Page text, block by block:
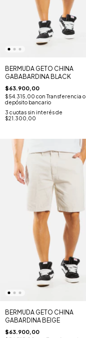
BERMUDA GETO CHINA
GABABARDINA BLACK
$63.900,00
$54.315,00 con Transferencia o
depósito bancario
3 cuotas sin interés de
$21.300,00
BERMUDA GETO CHINA
GABARDINA BEIGE
$63.900,00